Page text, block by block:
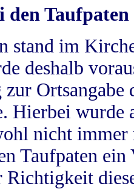
den Taufpaten
stand im
deshalb
Hierbei wurde
nicht
Taufpaten
Richtigkeit